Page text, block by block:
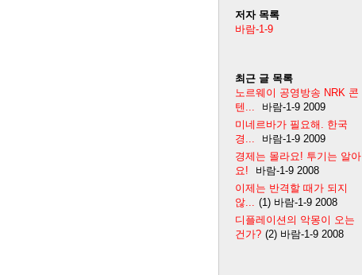
저자 목록
바람-1-9
최근 글 목록
노르웨이 공영방송 NRK 콘
텐...
바람-1-9 2009
미네르바가 필요해. 한국
경...
바람-1-9 2009
경제는 몰라요! 투기는 알아
요!
바람-1-9 2008
이제는 반격할 때가 되지
않... (1) 바람-1-9 2008
디플레이션의 악몽이 오는
건가? (2) 바람-1-9 2008